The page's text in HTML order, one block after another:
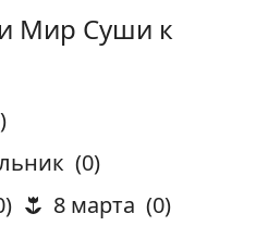
Мир Суши к
(0)
8 марта (0)